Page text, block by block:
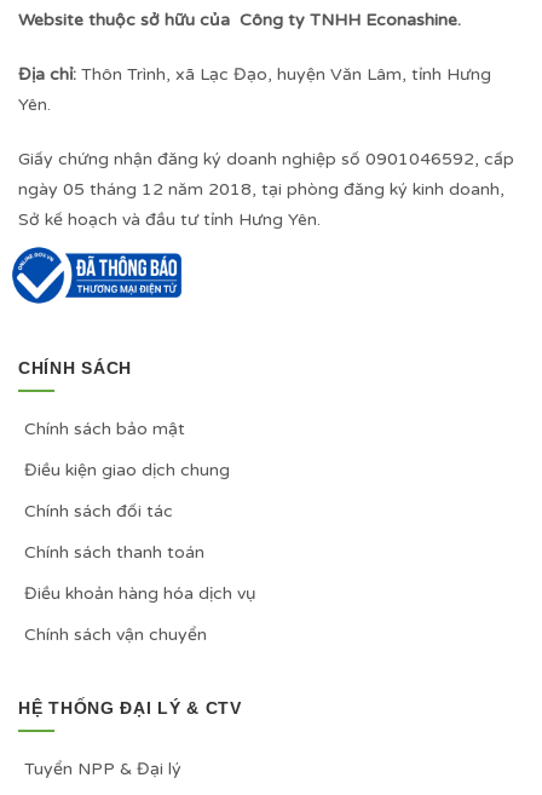
Website thuộc sở hữu của Công ty TNHH Econashine.
Địa chỉ: Thôn Trình, xã Lạc Đạo, huyện Văn Lâm, tỉnh Hưng
Yên.
Giấy chứng nhận đăng ký doanh nghiệp số 0901046592, cấp
ngày 05 tháng 12 năm 2018, tại phòng đăng ký kinh doanh,
Sở kế hoạch và đầu tư tỉnh Hưng Yên.
CHÍNH SÁCH
Chính sách bảo mật
Điều kiện giao dịch chung
Chính sách đối tác
Chính sách thanh toán
Điều khoản hàng hóa dịch vụ
Chính sách vận chuyển
HỆ THỐNG ĐẠI LÝ & CTV
Tuyển NPP & Đại lý